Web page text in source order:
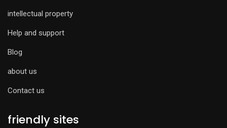
intellectual property
Help and support
Blog
about us
Contact us
friendly sites